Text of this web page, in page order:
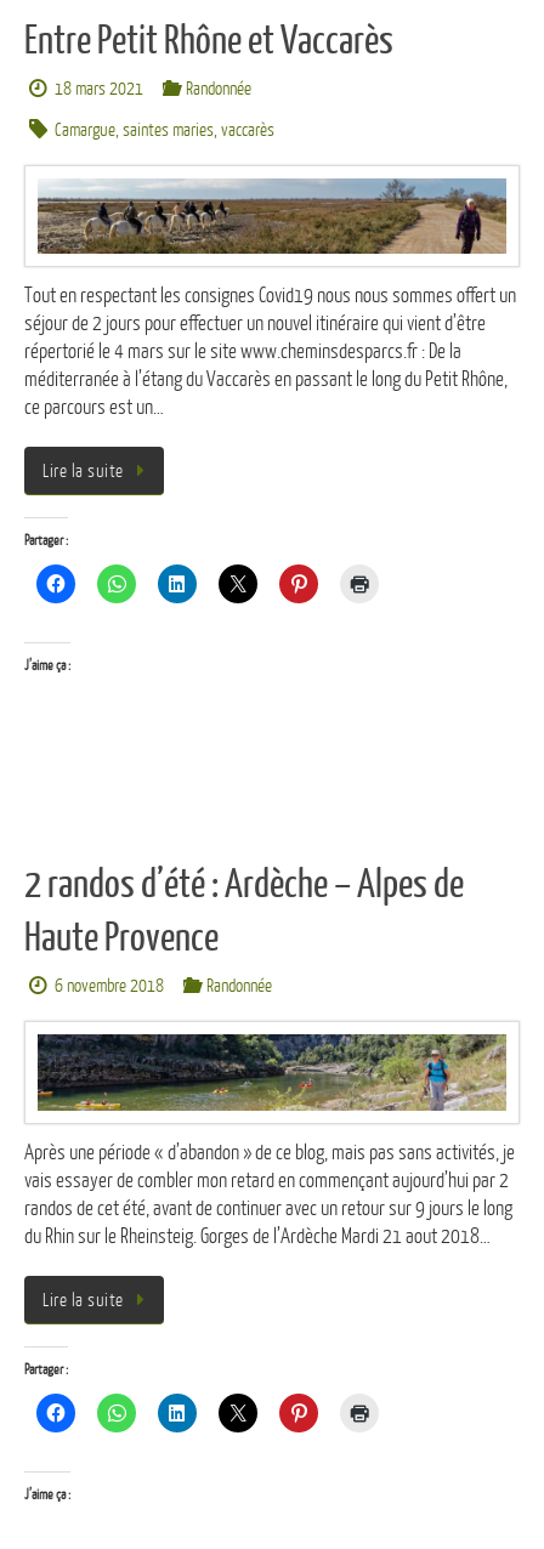
Entre Petit Rhône et Vaccarès
18 mars 2021
Randonnée
Camargue,saintes maries,vaccarès
Tout en respectant les consignes Covid19 nous nous sommes offert un
séjour de 2 jours pour effectuer un nouvel itinéraire qui vient d’être
répertorié le 4 mars sur le site www.cheminsdesparcs.fr : De la
méditerranée à l’étang du Vaccarès en passant le long du Petit Rhône,
ce parcours est un…
Lire la suite
Partager :
J’aime ça :
2 randos d’été : Ardèche – Alpes de
Haute Provence
6 novembre 2018 Randonnée
Après une période « d’abandon » de ce blog, mais pas sans activités, je
vais essayer de combler mon retard en commençant aujourd’hui par 2
randos de cet été, avant de continuer avec un retour sur 9 jours le long
du Rhin sur le Rheinsteig. Gorges de l’Ardèche Mardi 21 aout 2018…
Lire la suite
Partager :
J’aime ça :